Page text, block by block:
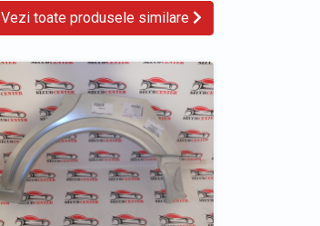
Vezi toate produsele similare